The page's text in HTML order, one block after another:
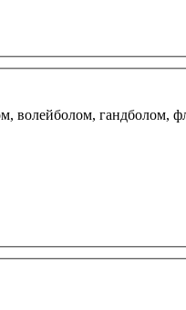
волейболом, гандболом,